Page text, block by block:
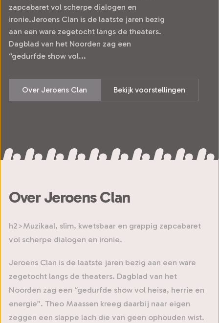
zapcabaret vol scherpe dialogen en
ironie.Jeroens Clan is de laatste jaren bezig
aan een ware zegetocht langs de theaters.
Dagblad van het Noorden zag een
“gedurfde show vol...
Over Jeroens Clan Bekijk voorstellingen
Over Jeroens Clan
h2>Muzikaal, slim, kwetsbaar en grappig zapcabaret
vol scherpe dialogen en ironie.
Jeroens Clan is de laatste jaren bezig aan een ware
zegetocht langs de theaters. Dagblad van het
Noorden zag een “gedurfde show vol heisa, herrie en
energie”. Theo Maassen kreeg daarbij naar eigen
zeggen een slappe lach die van geen ophouden wist.